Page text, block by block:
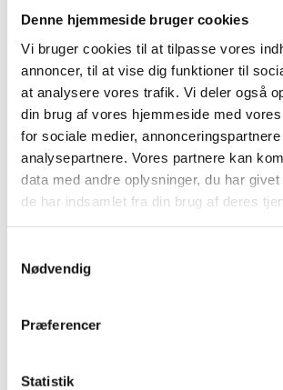
Denne hjemmeside bruger cookies
Vi bruger cookies til at tilpasse vores
annoncer, til at vise dig funktioner til
at analysere vores trafik. Vi deler også
din brug af vores hjemmeside med
for sociale medier, annonceringspartnere
analysepartnere. Vores partnere kan
data med andre oplysninger, du har
de har indsamlet fra din brug af deres
Nødvendig
Præferencer
Statistik
Shop videre Til kurv